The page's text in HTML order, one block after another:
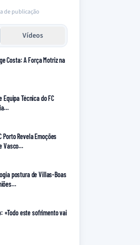
de publicação
Vídeos
Costa: A Força Motriz na
Técnica do FC
Porto Revela Emoções
Vasco…
postura de Villas-Boas
«Todo este sofrimento vai